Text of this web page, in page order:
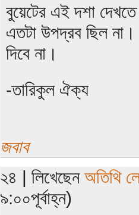
বুয়েটের এই দশা
এতটা উপদ্রব ছিল না।
দিবে না।
-তারিকুল ঐক্য
জবাব
২৪ | লিখেছেন অতিথি
৯:০০পূর্বাহ্ন)